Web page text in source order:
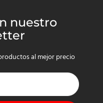
nuestro
al mejor precio